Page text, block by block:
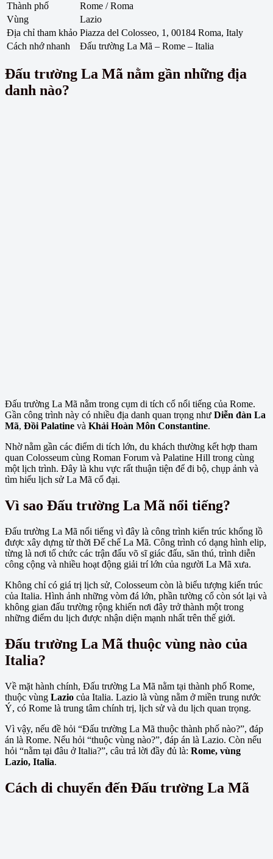
Thành phố
Rome / Roma
Vùng
Lazio
Địa chỉ tham khảo Piazza del Colosseo, 1, 00184 Roma, Italy
Cách nhớ nhanh
Đấu trường La Mã – Rome – Italia
Đấu trường La Mã nằm gần những địa
danh nào?
Đấu trường La Mã nằm trong cụm di tích cổ nổi tiếng của Rome.
Gần công trình này có nhiều địa danh quan trọng như Diễn đàn La
Mã, Đồi Palatine và Khải Hoàn Môn Constantine.
Nhờ nằm gần các điểm di tích lớn, du khách thường kết hợp tham
quan Colosseum cùng Roman Forum và Palatine Hill trong cùng
một lịch trình. Đây là khu vực rất thuận tiện để đi bộ, chụp ảnh và
tìm hiểu lịch sử La Mã cổ đại.
Vì sao Đấu trường La Mã nổi tiếng?
Đấu trường La Mã nổi tiếng vì đây là công trình kiến trúc khổng lồ
được xây dựng từ thời Đế chế La Mã. Công trình có dạng hình elip,
từng là nơi tổ chức các trận đấu võ sĩ giác đấu, săn thú, trình diễn
công cộng và nhiều hoạt động giải trí lớn của người La Mã xưa.
Không chỉ có giá trị lịch sử, Colosseum còn là biểu tượng kiến trúc
của Italia. Hình ảnh những vòm đá lớn, phần tường cổ còn sót lại và
không gian đấu trường rộng khiến nơi đây trở thành một trong
những điểm du lịch được nhận diện mạnh nhất trên thế giới.
Đấu trường La Mã thuộc vùng nào của
Italia?
Về mặt hành chính, Đấu trường La Mã nằm tại thành phố Rome,
thuộc vùng Lazio của Italia. Lazio là vùng nằm ở miền trung nước
Ý, có Rome là trung tâm chính trị, lịch sử và du lịch quan trọng.
Vì vậy, nếu đề hỏi “Đấu trường La Mã thuộc thành phố nào?”, đáp
án là Rome. Nếu hỏi “thuộc vùng nào?”, đáp án là Lazio. Còn nếu
hỏi “nằm tại đâu ở Italia?”, câu trả lời đầy đủ là: Rome, vùng
Lazio, Italia.
Cách di chuyển đến Đấu trường La Mã